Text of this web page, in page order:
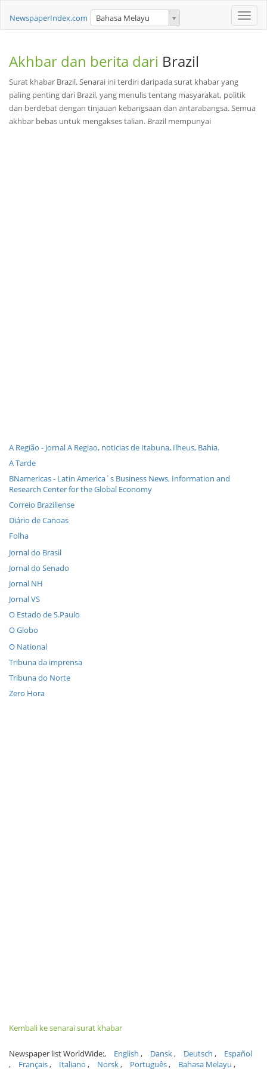
Toggle
NewspaperIndex.com Bahasa Melayu
Akhbar dan berita dari Brazil
Surat khabar Brazil. Senarai ini terdiri daripada surat khabar yang
paling penting dari Brazil, yang menulis tentang masyarakat, politik
dan berdebat dengan tinjauan kebangsaan dan antarabangsa. Semua
akhbar bebas untuk mengakses talian. Brazil mempunyai
A Região - Jornal A Regiao, noticias de Itabuna, Ilheus, Bahia.
A Tarde
BNamericas - Latin America´s Business News, Information and
Research Center for the Global Economy
Correio Braziliense
Diário de Canoas
Folha
Jornal do Brasil
Jornal do Senado
Jornal NH
Jornal VS
O Estado de S.Paulo
O Globo
O National
Tribuna da imprensa
Tribuna do Norte
Zero Hora
Kembali ke senarai surat khabar
Newspaper list WorldWide: English Dansk Deutsch
Español
Français
Italiano Norsk Português Bahasa Melayu